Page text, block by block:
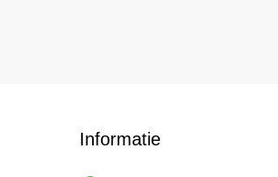
Informatie